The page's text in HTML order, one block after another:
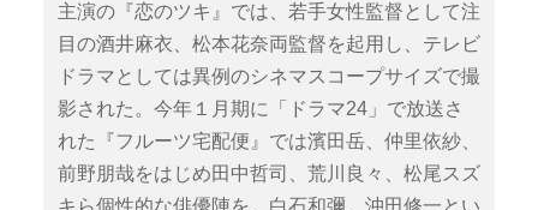
主演の『恋のツキ』では、若手女性監督として注
目の酒井麻衣、松本花奈両監督を起用し、テレビ
ドラマとしては異例のシネマスコープサイズで撮
影された。今年１月期に「ドラマ24」で放送さ
れた『フルーツ宅配便』では濱田岳、仲里依紗、
前野朋哉をはじめ田中哲司、荒川良々、松尾スズ